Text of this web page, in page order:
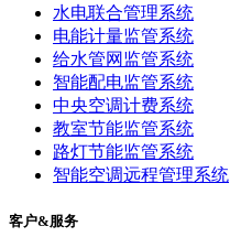
水电联合管理系统
电能计量监管系统
给水管网监管系统
智能配电监管系统
中央空调计费系统
教室节能监管系统
路灯节能监管系统
智能空调远程管理系统
客户&服务